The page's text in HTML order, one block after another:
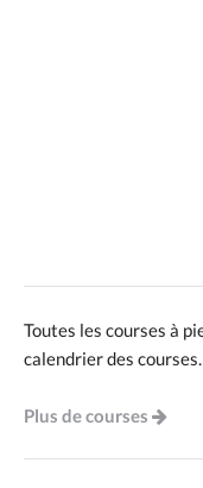
Toutes les courses à
calendrier des courses.
Plus de courses